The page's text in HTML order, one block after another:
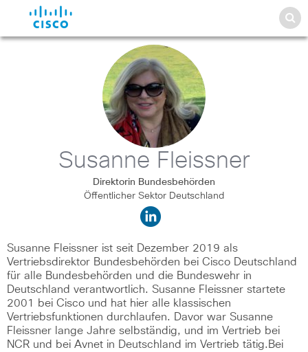
Susanne Fleissner
Direktorin Bundesbehörden
Öffentlicher Sektor Deutschland
Susanne Fleissner ist seit Dezember 2019 als
Vertriebsdirektor Bundesbehörden bei Cisco Deutschland
für alle Bundesbehörden und die Bundeswehr in
Deutschland verantwortlich. Susanne Fleissner startete
2001 bei Cisco und hat hier alle klassischen
Vertriebsfunktionen durchlaufen. Davor war Susanne
Fleissner lange Jahre selbständig, und im Vertrieb bei
NCR und bei Avnet in Deutschland im Vertrieb tätig.Bei